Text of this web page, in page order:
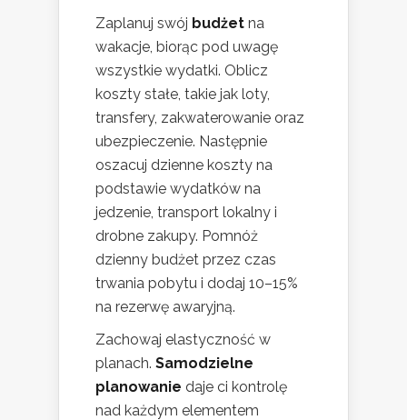
Zaplanuj swój budżet na
wakacje, biorąc pod uwagę
wszystkie wydatki. Oblicz
koszty stałe, takie jak loty,
transfery, zakwaterowanie oraz
ubezpieczenie. Następnie
oszacuj dzienne koszty na
podstawie wydatków na
jedzenie, transport lokalny i
drobne zakupy. Pomnóż
dzienny budżet przez czas
trwania pobytu i dodaj 10–15%
na rezerwę awaryjną.
Zachowaj elastyczność w
planach. Samodzielne
planowanie daje ci kontrolę
nad każdym elementem